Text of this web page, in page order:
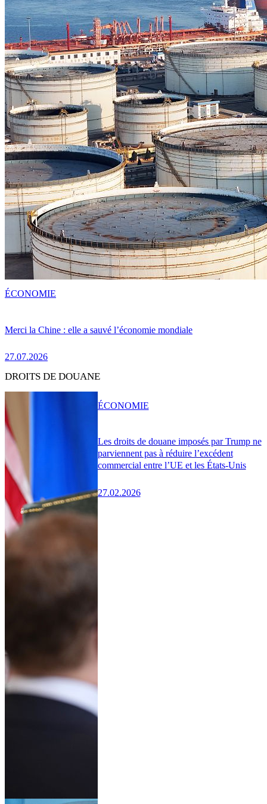
Merci la Chine : elle a sauvé l’économie mondiale
27.07.2026
ÉCONOMIE
DROITS DE DOUANE
Les droits de douane imposés par Trump ne
parviennent pas à réduire l’excédent
commercial entre l’UE et les États-Unis
27.02.2026
ÉCONOMIE